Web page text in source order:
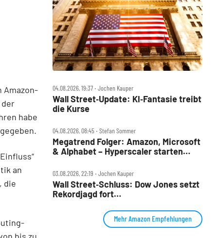
Amazon-
der
habe
an
die
04.08.2026, 19:37 ‧ Jochen Kauper
Wall Street‑Update: KI‑Fantasie treibt
die Kurse
04.08.2026, 08:45 ‧ Stefan Sommer
Megatrend Folger: Amazon, Microsoft
& Alphabet – Hyperscaler starten
03.08.2026, 22:19 ‧ Jochen Kauper
Wall Street‑Schluss: Dow Jones setzt
Rekordjagd fort
Boeing in Feierlaune, Marriott stürzt
Mehr Amazon Empfehlungen